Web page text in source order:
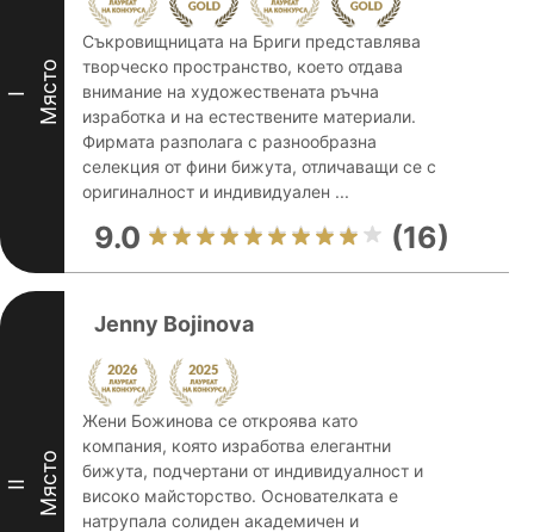
I Място
Съкровищницата на Бриги представлява
творческо пространство, което отдава
внимание на художествената ръчна
изработка и на естествените материали.
Фирмата разполага с разнообразна
селекция от фини бижута, отличаващи се с
оригиналност и индивидуален ...
9.0 (16)
II Място
Jenny Bojinova
Жени Божинова се откроява като
компания, която изработва елегантни
бижута, подчертани от индивидуалност и
високо майсторство. Основателката е
натрупала солиден академичен и